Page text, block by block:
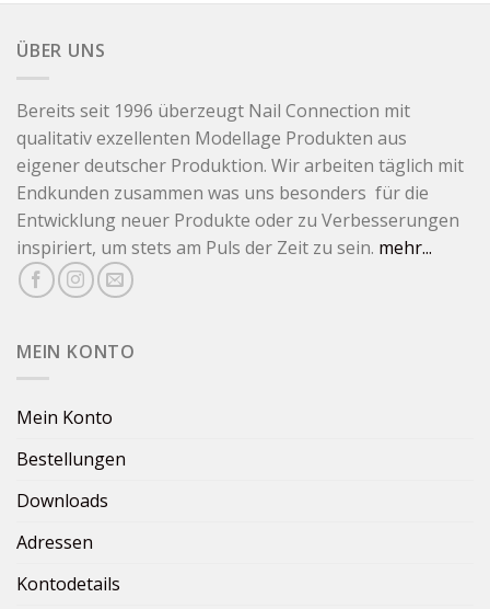
ÜBER UNS
Bereits seit 1996 überzeugt Nail Connection mit
qualitativ exzellenten Modellage Produkten aus
eigener deutscher Produktion. Wir arbeiten täglich mit
Endkunden zusammen was uns besonders für die
Entwicklung neuer Produkte oder zu Verbesserungen
inspiriert, um stets am Puls der Zeit zu sein. mehr...
MEIN KONTO
Mein Konto
Bestellungen
Downloads
Adressen
Kontodetails